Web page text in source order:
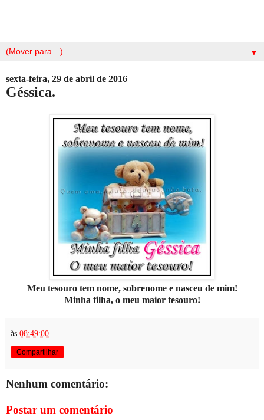
▼
sexta-feira, 29 de abril de 2016
Géssica.
Meu tesouro tem nome, sobrenome e nasceu de mim!
Minha filha, o meu maior tesouro!
às 08:49:00
Compartilhar
Nenhum comentário:
Postar um comentário